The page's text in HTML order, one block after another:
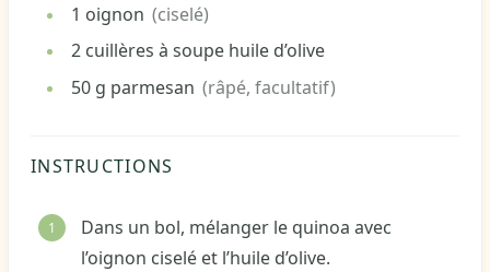
1 oignon (ciselé)
2 cuillères à soupe huile d’olive
50 g parmesan (râpé, facultatif)
INSTRUCTIONS
Dans un bol, mélanger le quinoa avec
l’oignon ciselé et l’huile d’olive.